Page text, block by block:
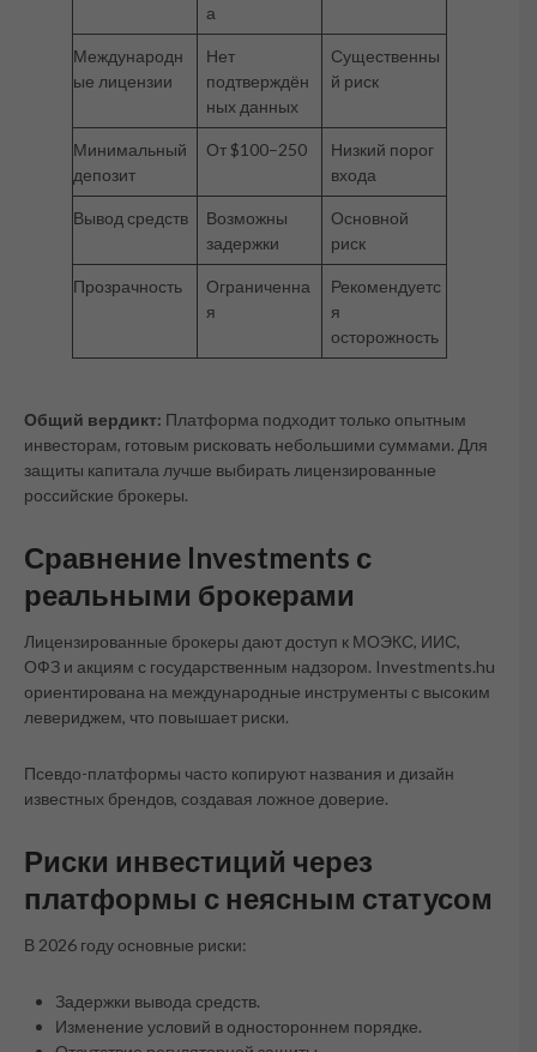
а
Международн
ые лицензии
Нет
подтверждён
ных данных
Существенны
й риск
Минимальный
депозит
От $100–250
Низкий порог
входа
Вывод средств
Возможны
задержки
Основной
риск
Прозрачность
Ограниченна
я
Рекомендуетс
я
осторожность
Общий вердикт: Платформа подходит только опытным
инвесторам, готовым рисковать небольшими суммами. Для
защиты капитала лучше выбирать лицензированные
российские брокеры.
Сравнение Investments с
реальными брокерами
Лицензированные брокеры дают доступ к МОЭКС, ИИС,
ОФЗ и акциям с государственным надзором. Investments.hu
ориентирована на международные инструменты с высоким
левериджем, что повышает риски.
Псевдо-платформы часто копируют названия и дизайн
известных брендов, создавая ложное доверие.
Риски инвестиций через
платформы с неясным статусом
В 2026 году основные риски:
Задержки вывода средств.
Изменение условий в одностороннем порядке.